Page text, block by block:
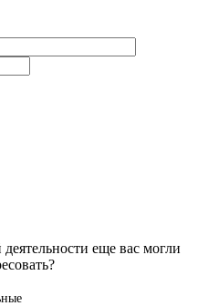
еще вас могли